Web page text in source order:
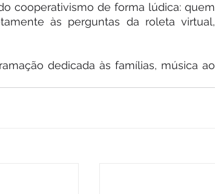
cooperativismo de forma lúdica: quem
às perguntas da roleta virtual,
dedicada às famílias, música ao